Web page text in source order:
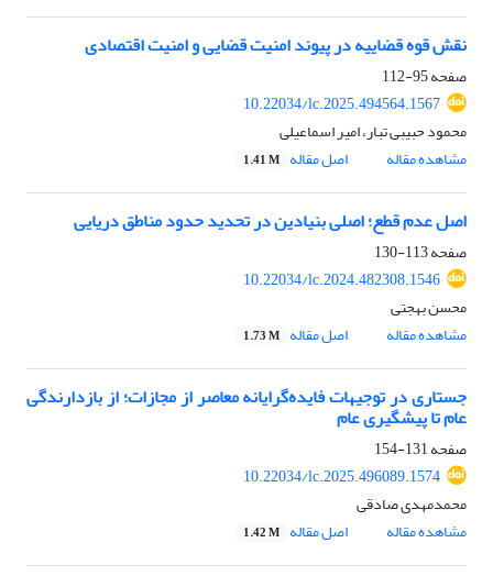
نقش قوه قضاییه در پیوند امنیت قضایی و امنیت اقتصادی
صفحه95-112
10.22034/lc.2025.494564.1567
محمود حبیبی تبار، امیر اسماعیلی
مشاهده مقاله
اصل مقاله 1.41 M
اصل عدم قطع؛ اصلی بنیادین در تحدید حدود مناطق دریایی
صفحه113-130
10.22034/lc.2024.482308.1546
محسن بهجتی
مشاهده مقاله
اصل مقاله 1.73 M
جستاری در توجیهات فایده‌گرایانه‌ معاصر از مجازات؛ از بازدارندگی
عام تا پیشگیری عام
صفحه131-154
10.22034/lc.2025.496089.1574
محمدمهدی صادقی
مشاهده مقاله
اصل مقاله 1.42 M